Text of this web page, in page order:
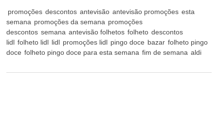
promoções descontos antevisão antevisão promoções esta
semana promoções da semana promoções
descontos semana antevisão folhetos folheto descontos
lidl folheto lidl lidl promoções lidl pingo doce bazar folheto pingo
doce folheto pingo doce para esta semana fim de semana aldi